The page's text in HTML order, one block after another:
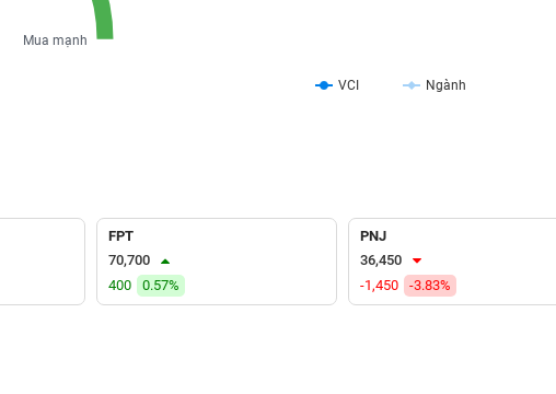
Mua mạnh
VCI Ngành
FPT
70,700
400
0.57%
PNJ
36,450
-1,450
-3.83%